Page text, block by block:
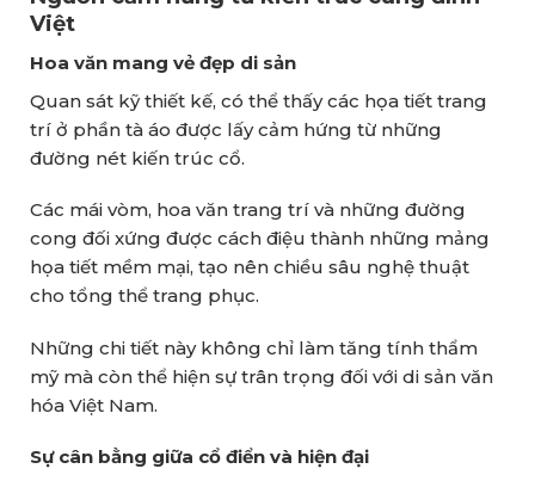
Việt
Hoa văn mang vẻ đẹp di sản
Quan sát kỹ thiết kế, có thể thấy các họa tiết trang
trí ở phần tà áo được lấy cảm hứng từ những
đường nét kiến trúc cổ.
Các mái vòm, hoa văn trang trí và những đường
cong đối xứng được cách điệu thành những mảng
họa tiết mềm mại, tạo nên chiều sâu nghệ thuật
cho tổng thể trang phục.
Những chi tiết này không chỉ làm tăng tính thẩm
mỹ mà còn thể hiện sự trân trọng đối với di sản văn
hóa Việt Nam.
Sự cân bằng giữa cổ điển và hiện đại